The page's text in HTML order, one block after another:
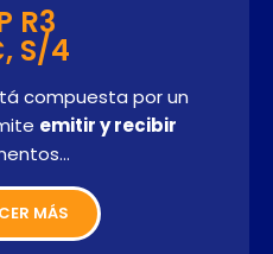
R3
S/4
compuesta por un
emitir y recibir
MÁS